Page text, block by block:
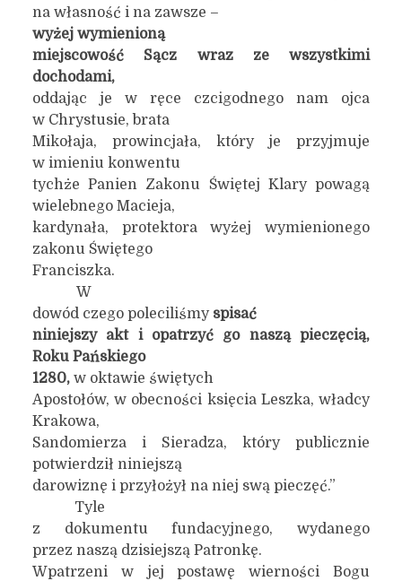
na własność i na zawsze –
wyżej wymienioną
miejscowość Sącz wraz ze wszystkimi
dochodami,
oddając je w ręce czcigodnego nam ojca
w Chrystusie, brata
Mikołaja, prowincjała, który je przyjmuje
w imieniu konwentu
tychże Panien Zakonu Świętej Klary powagą
wielebnego Macieja,
kardynała, protektora wyżej wymienionego
zakonu Świętego
Franciszka.
W
dowód czego poleciliśmy spisać
niniejszy akt i opatrzyć go naszą pieczęcią,
Roku Pańskiego
1280,w oktawie świętych
Apostołów, w obecności księcia Leszka, władcy
Krakowa,
Sandomierza i Sieradza, który publicznie
potwierdził niniejszą
darowiznę i przyłożył na niej swą pieczęć.”
Tyle
z dokumentu fundacyjnego, wydanego
przez naszą dzisiejszą Patronkę.
Wpatrzeni w jej postawę wierności Bogu